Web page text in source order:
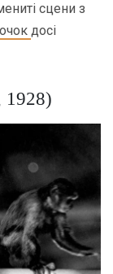
сцени з
досі
1928)